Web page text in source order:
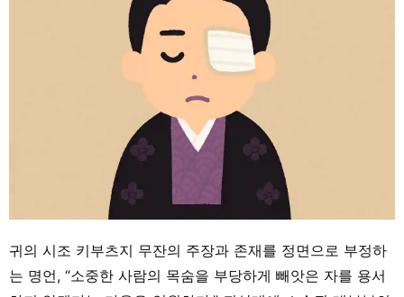
귀의 시조 키부츠지 무잔의 주장과 존재를 정면으로 부정하
는 명언, “소중한 사람의 목숨을 부당하게 빼앗은 자를 용서